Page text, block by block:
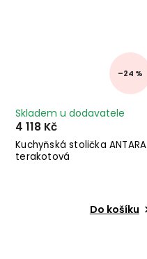
–24 %
Kuchyňská stolička ANTARA
terakotová
Skladem u dodavatele
4 118 Kč
Do košíku